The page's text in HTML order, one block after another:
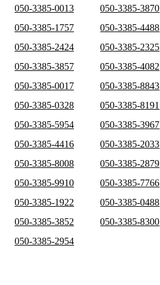
050-3385-0013 050-3385-3870
050-3385-1757
050-3385-4488
050-3385-2424
050-3385-2325
050-3385-3857
050-3385-4082
050-3385-0017
050-3385-8843
050-3385-0328
050-3385-8191
050-3385-5954
050-3385-3967
050-3385-4416
050-3385-2033
050-3385-8008
050-3385-2879
050-3385-9910
050-3385-7766
050-3385-1922
050-3385-0488
050-3385-3852
050-3385-8300
050-3385-2954